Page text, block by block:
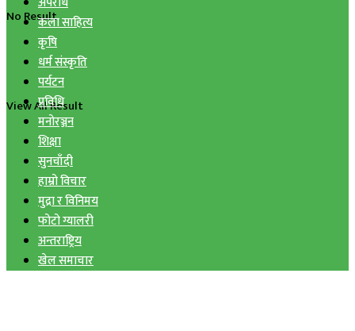
No Result
View All Result
कला साहित्य
कृषि
धर्म संस्कृति
पर्यटन
प्रविधि
मनोरञ्जन
शिक्षा
सुनचाँदी
हाम्रो विचार
मुद्रा र विनिमय
फोटो ग्यालरी
अन्तराष्ट्रिय
खेल समाचार